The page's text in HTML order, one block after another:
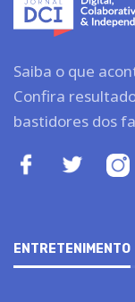
Saiba o que
Confira
bastidores dos
ENTRETENIMENTO